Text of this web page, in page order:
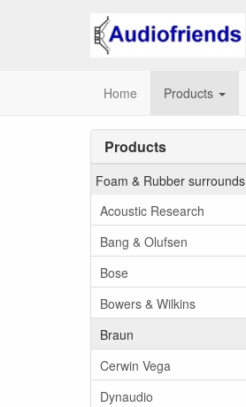
Home Products
Products
Foam & Rubber surrounds
Acoustic Research
Bang & Olufsen
Bose
Bowers & Wilkins
Braun
Cerwin Vega
Dynaudio